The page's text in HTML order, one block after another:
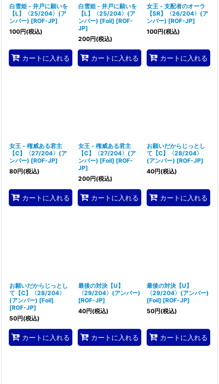
白雪姫 - 井戸に願いを
【L】〈25/204〉(ア
ンバー) [ROF-JP]
100円(税込)
カートに入れる
白雪姫 - 井戸に願いを
【L】〈25/204〉(ア
ンバー) [Foil] [ROF-
JP]
200円(税込)
カートに入れる
女王 - 支配者のオーラ
【SR】〈26/204〉(ア
ンバー) [ROF-JP]
100円(税込)
カートに入れる
女王 - 権威ある君主
【C】〈27/204〉(ア
ンバー) [ROF-JP]
80円(税込)
カートに入れる
女王 - 権威ある君主
【C】〈27/204〉(ア
ンバー) [Foil] [ROF-
JP]
200円(税込)
カートに入れる
お願いだからじっとし
て【C】〈28/204〉
(アンバー) [ROF-JP]
40円(税込)
カートに入れる
お願いだからじっとし
て【C】〈28/204〉
(アンバー) [Foil]
[ROF-JP]
50円(税込)
カートに入れる
最後の対決【U】
〈29/204〉(アンバー)
[ROF-JP]
40円(税込)
カートに入れる
最後の対決【U】
〈29/204〉(アンバー)
[Foil] [ROF-JP]
50円(税込)
カートに入れる